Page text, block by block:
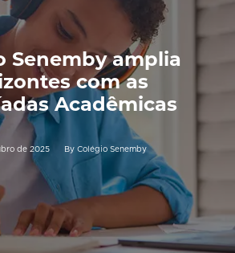
Senemby amplia
com as
Acadêmicas
de 2025 By Colégio Senemby